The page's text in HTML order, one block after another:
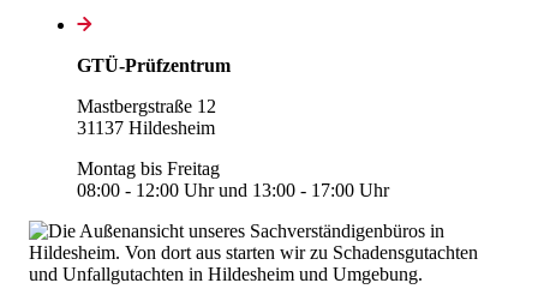
GTÜ-Prüfzentrum
Mastbergstraße 12
31137 Hildesheim
Montag bis Freitag
08:00 - 12:00 Uhr und 13:00 - 17:00 Uhr